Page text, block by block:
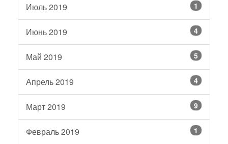
Июль 2019 1
Июнь 2019 4
Май 2019 5
Апрель 2019 4
Март 2019 9
Февраль 2019 1